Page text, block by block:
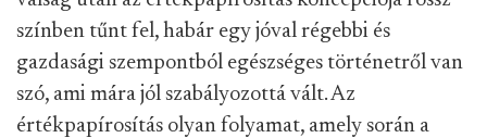
színben tűnt fel, habár egy jóval régebbi és
gazdasági szempontból egészséges történetről van
szó, ami mára jól szabályozottá vált. Az
értékpapírosítás olyan folyamat, amely során a